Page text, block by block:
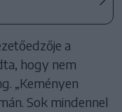
a
hogy nem
„Keményen
Sok mindennel